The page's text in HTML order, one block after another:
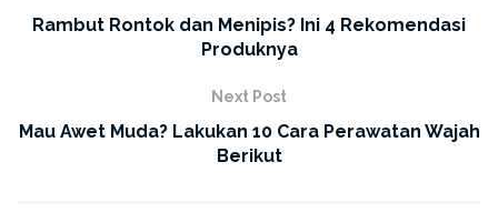
kaki pecah-pecah agar kembali halus dan lembut.
Cara Mengatasi Tumit Pecah-
Rambut Rontok dan Menipis? Ini 4 Rekomendasi
Produknya
Next Post
Mau Awet Muda? Lakukan 10 Cara Perawatan Wajah
Berikut